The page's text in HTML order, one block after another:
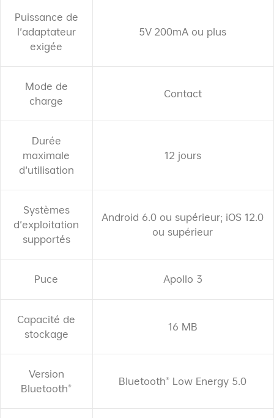
Puissance de
l'adaptateur
exigée
5V 200mA ou plus
Mode de
charge
Contact
Durée
maximale
d'utilisation
12 jours
Systèmes
d'exploitation
supportés
Android 6.0 ou supérieur; iOS 12.0
ou supérieur
Puce Apollo 3
Capacité de
stockage
16 MB
Version
Bluetooth®
Bluetooth® Low Energy 5.0